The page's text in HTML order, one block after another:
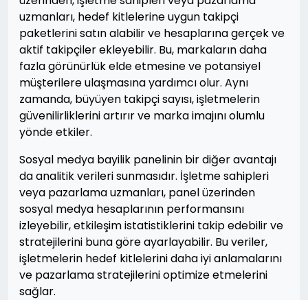
uzmanları, hedef kitlelerine uygun takipçi
paketlerini satın alabilir ve hesaplarına gerçek ve
aktif takipçiler ekleyebilir. Bu, markaların daha
fazla görünürlük elde etmesine ve potansiyel
müşterilere ulaşmasına yardımcı olur. Aynı
zamanda, büyüyen takipçi sayısı, işletmelerin
güvenilirliklerini artırır ve marka imajını olumlu
yönde etkiler.
Sosyal medya bayilik panelinin bir diğer avantajı
da analitik verileri sunmasıdır. İşletme sahipleri
veya pazarlama uzmanları, panel üzerinden
sosyal medya hesaplarının performansını
izleyebilir, etkileşim istatistiklerini takip edebilir ve
stratejilerini buna göre ayarlayabilir. Bu veriler,
işletmelerin hedef kitlelerini daha iyi anlamalarını
ve pazarlama stratejilerini optimize etmelerini
sağlar.